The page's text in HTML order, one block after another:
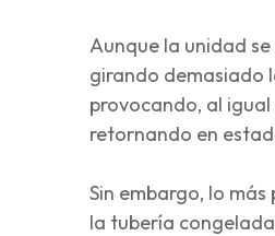
Aunque la unidad
girando demasiado
provocando, al
retornando en
Sin embargo, lo
la tubería